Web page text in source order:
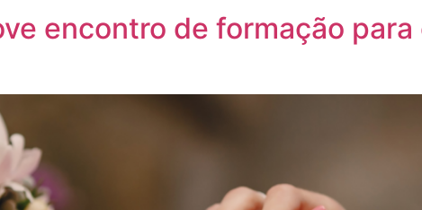
encontro de formação